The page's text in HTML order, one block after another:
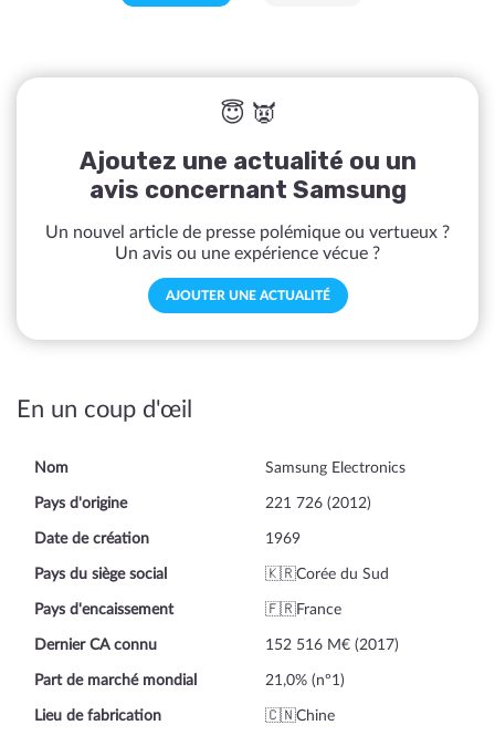
😇 👿
Ajoutez une actualité ou un
avis concernant Samsung
Un nouvel article de presse polémique ou vertueux ?
Un avis ou une expérience vécue ?
AJOUTER UNE ACTUALITÉ
En un coup d'œil
Nom Samsung Electronics
Pays d'origine 221 726 (2012)
Date de création 1969
Pays du siège social 🇰🇷Corée du Sud
Pays d'encaissement 🇫🇷France
Dernier CA connu 152 516 M€ (2017)
Part de marché mondial 21,0% (nº1)
Lieu de fabrication 🇨🇳Chine